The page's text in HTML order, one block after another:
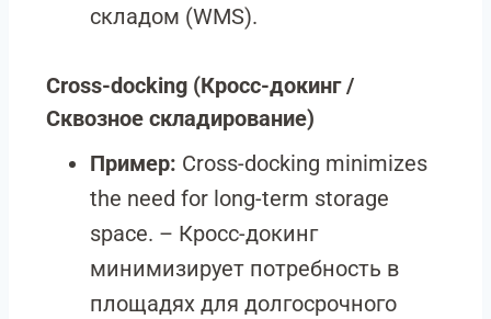
складом (WMS).
Cross-docking (Кросс-докинг /
Сквозное складирование)
Пример: Cross-docking minimizes
the need for long-term storage
space. – Кросс-докинг
минимизирует потребность в
площадях для долгосрочного